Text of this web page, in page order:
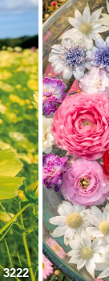
3222